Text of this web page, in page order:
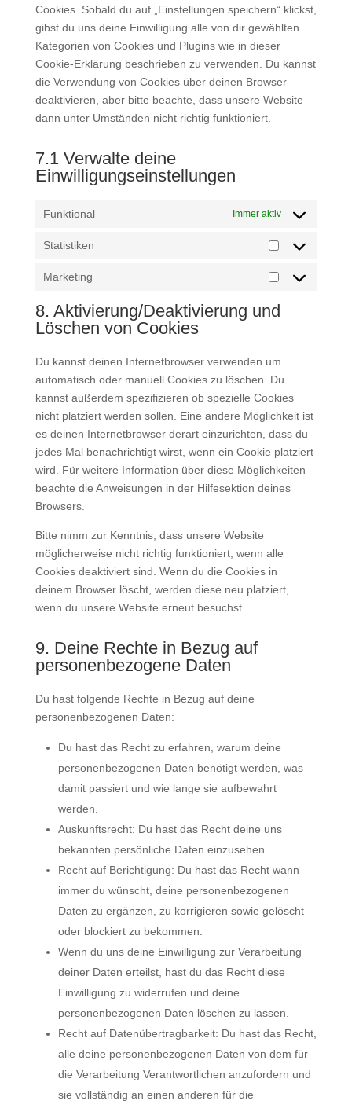
Cookies. Sobald du auf „Einstellungen speichern“ klickst,
gibst du uns deine Einwilligung alle von dir gewählten
Kategorien von Cookies und Plugins wie in dieser
Cookie-Erklärung beschrieben zu verwenden. Du kannst
die Verwendung von Cookies über deinen Browser
deaktivieren, aber bitte beachte, dass unsere Website
dann unter Umständen nicht richtig funktioniert.
7.1 Verwalte deine
Einwilligungseinstellungen
Funktional Immer aktiv
Statistiken
Statistiken
Marketing
Marketing
8. Aktivierung/Deaktivierung und
Löschen von Cookies
Du kannst deinen Internetbrowser verwenden um
automatisch oder manuell Cookies zu löschen. Du
kannst außerdem spezifizieren ob spezielle Cookies
nicht platziert werden sollen. Eine andere Möglichkeit ist
es deinen Internetbrowser derart einzurichten, dass du
jedes Mal benachrichtigt wirst, wenn ein Cookie platziert
wird. Für weitere Information über diese Möglichkeiten
beachte die Anweisungen in der Hilfesektion deines
Browsers.
Bitte nimm zur Kenntnis, dass unsere Website
möglicherweise nicht richtig funktioniert, wenn alle
Cookies deaktiviert sind. Wenn du die Cookies in
deinem Browser löscht, werden diese neu platziert,
wenn du unsere Website erneut besuchst.
9. Deine Rechte in Bezug auf
personenbezogene Daten
Du hast folgende Rechte in Bezug auf deine
personenbezogenen Daten:
Du hast das Recht zu erfahren, warum deine
personenbezogenen Daten benötigt werden, was
damit passiert und wie lange sie aufbewahrt
werden.
Auskunftsrecht: Du hast das Recht deine uns
bekannten persönliche Daten einzusehen.
Recht auf Berichtigung: Du hast das Recht wann
immer du wünscht, deine personenbezogenen
Daten zu ergänzen, zu korrigieren sowie gelöscht
oder blockiert zu bekommen.
Wenn du uns deine Einwilligung zur Verarbeitung
deiner Daten erteilst, hast du das Recht diese
Einwilligung zu widerrufen und deine
personenbezogenen Daten löschen zu lassen.
Recht auf Datenübertragbarkeit: Du hast das Recht,
alle deine personenbezogenen Daten von dem für
die Verarbeitung Verantwortlichen anzufordern und
sie vollständig an einen anderen für die